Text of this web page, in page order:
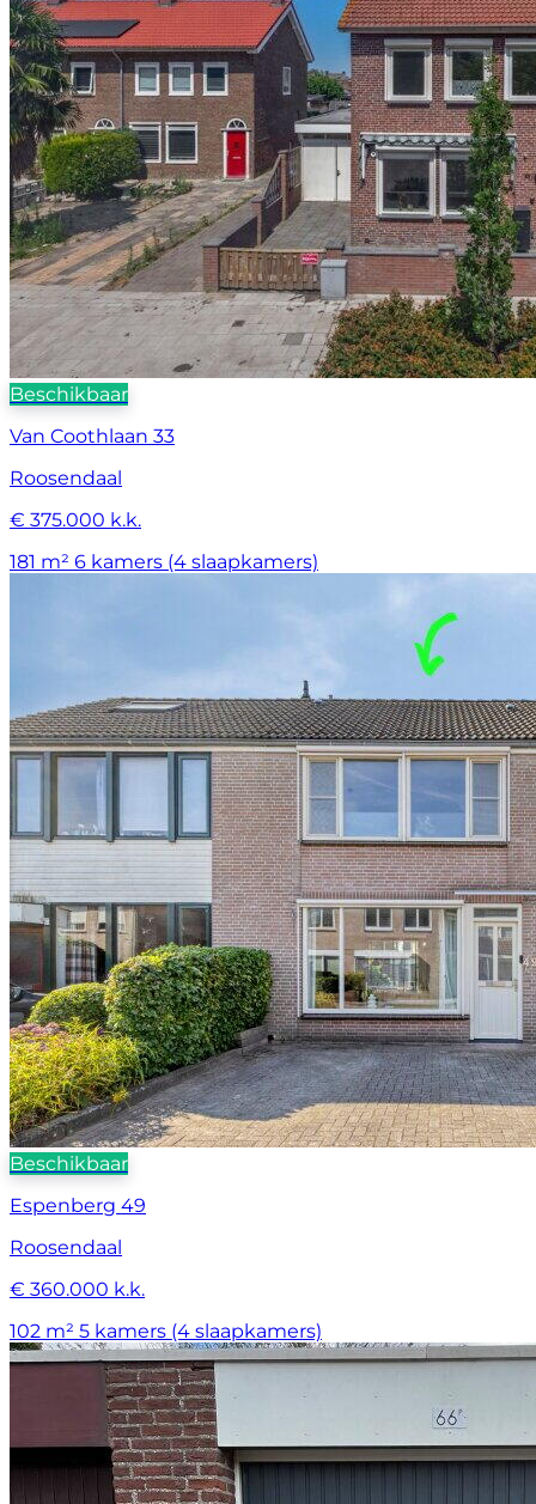
Beschikbaar
Van Coothlaan 33
Roosendaal
€ 375.000 k.k.
181 m² 6 kamers (4 slaapkamers)
Beschikbaar
Espenberg 49
Roosendaal
€ 360.000 k.k.
102 m² 5 kamers (4 slaapkamers)